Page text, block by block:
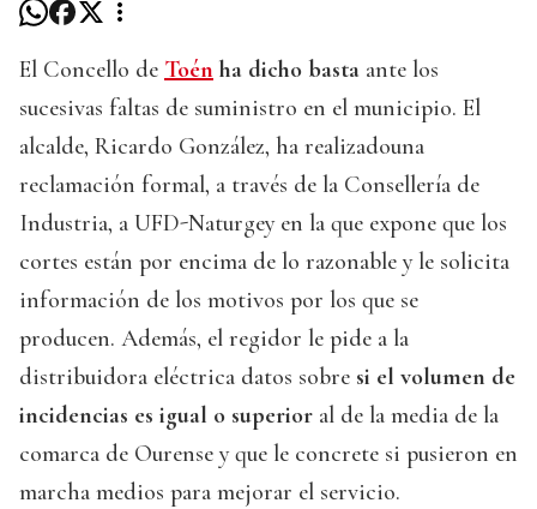
El Concello de Toén ha dicho basta ante los
sucesivas faltas de suministro en el municipio. El
alcalde, Ricardo González, ha realizadouna
reclamación formal, a través de la Consellería de
Industria, a UFD-Naturgey en la que expone que los
cortes están por encima de lo razonable y le solicita
información de los motivos por los que se
producen. Además, el regidor le pide a la
distribuidora eléctrica datos sobre si el volumen de
incidencias es igual o superior al de la media de la
comarca de Ourense y que le concrete si pusieron en
marcha medios para mejorar el servicio.